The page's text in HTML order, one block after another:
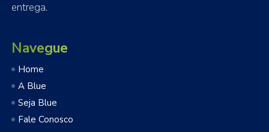
entrega.
Navegue
Home
A Blue
Seja Blue
Fale Conosco